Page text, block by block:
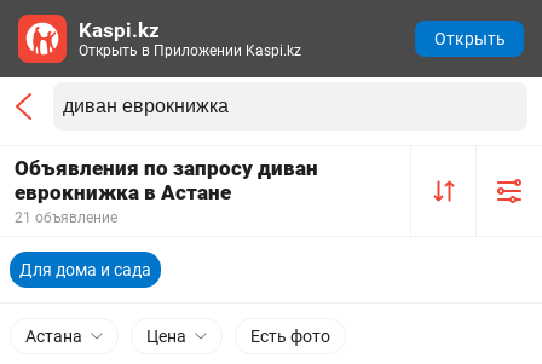
Объявления по запросу диван
еврокнижка в Астане
21 объявление
Для дома и сада
Астана Цена Есть фото
Kaspi.kz
Открыть в Приложении Kaspi.kz
Открыть